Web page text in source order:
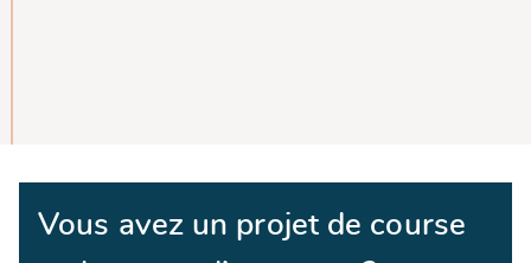
Vous avez un projet de course